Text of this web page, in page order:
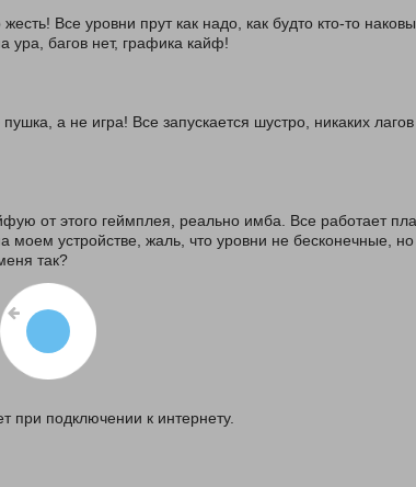
Все уровни прут как надо, как будто кто-то
ура, багов нет, графика кайф!
а не игра! Все запускается шустро, никаких
от этого геймплея, реально имба. Все работает
моем устройстве, жаль, что уровни не бесконечные,
так?
при подключении к интернету.